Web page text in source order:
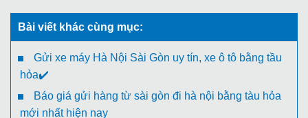
Bài viết khác cùng mục:
Gửi xe máy Hà Nội Sài Gòn uy tín, xe ô tô bằng tầu
hỏa✔️
Báo giá gửi hàng từ sài gòn đi hà nội bằng tàu hỏa
mới nhất hiện nay